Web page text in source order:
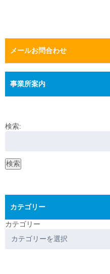
メールお問合わせ
事業所案内
検索:
検索
カテゴリー
カテゴリー